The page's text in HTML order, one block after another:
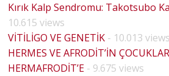
Kırık Kalp Sendromu: Takotsubo
10.615 views
VİTİLİGO VE GENETİK - 10.013 views
HERMES VE AFRODİT’İN
HERMAFRODİT’E - 9.675 views